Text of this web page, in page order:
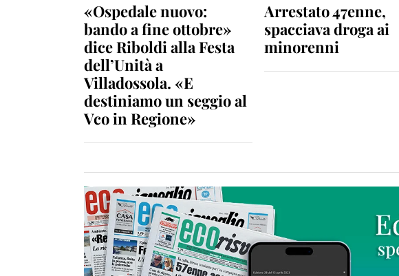
«Ospedale nuovo:
bando a fine ottobre»
dice Riboldi alla Festa
dell’Unità a
Villadossola. «E
destiniamo un seggio al
Vco in Regione»
Arrestato 47enne,
spacciava droga ai
minorenni